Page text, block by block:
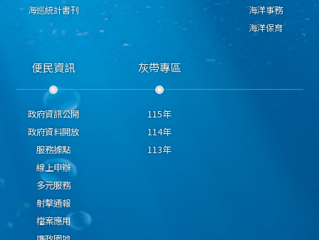
海巡統計書刊
海洋事務
海洋保育
便民資訊
政府資訊公開
政府資料開放
服務據點
線上申辦
多元服務
射擊通報
檔案應用
灰帶專區
115年
114年
113年